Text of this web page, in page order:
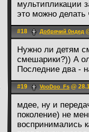
мультипликации
это можно делать
#18 Добрячий 0ндед
Нужно ли детям
смешарики?)) А
Последние два -
#19 VooDoo_Fs @
мдее, ну и
поколение) не
воспринимались